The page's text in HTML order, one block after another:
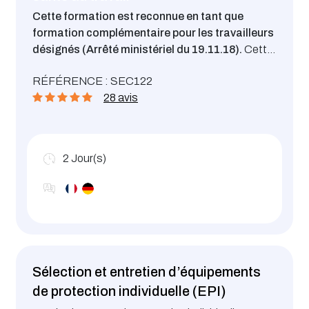
Cette formation est reconnue en tant que
formation complémentaire pour les travailleurs
désignés (Arrêté ministériel du 19.11.18). Cette
VISION ZERO (www.visionzero.lu). Elle permet de
comprendre le contenu des 7 règles d’or et d’être
RÉFÉRENCE : SEC122
28 avis
2 Jour(s)
Sélection et entretien d’équipements
de protection individuelle (EPI)